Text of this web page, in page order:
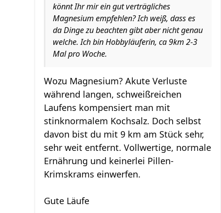
könnt Ihr mir ein gut verträgliches
Magnesium empfehlen? Ich weiß, dass es
da Dinge zu beachten gibt aber nicht genau
welche. Ich bin Hobbyläuferin, ca 9km 2-3
Mal pro Woche.
Wozu Magnesium? Akute Verluste
während langen, schweißreichen
Laufens kompensiert man mit
stinknormalem Kochsalz. Doch selbst
davon bist du mit 9 km am Stück sehr,
sehr weit entfernt. Vollwertige, normale
Ernährung und keinerlei Pillen-
Krimskrams einwerfen.
Gute Läufe